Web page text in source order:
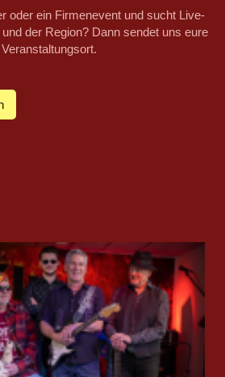
oder ein Firmenevent und sucht Live-
der Region? Dann sendet uns eure